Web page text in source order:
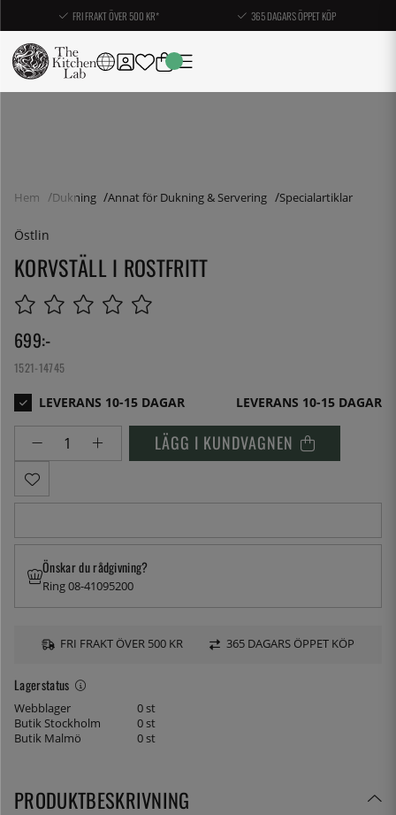
FRI FRAKT ÖVER 500 KR* 365 DAGARS ÖPPET KÖP
Hem Dukning Annat för Dukning & Servering Specialartiklar
Östlin
KORVSTÄLL I ROSTFRITT
699:-
1521-14745
LEVERANS 10-15 DAGAR
LÄGG I KUNDVAGNEN
Lagerstatus
Webblager
0 st
Butik Stockholm
0 st
Butik Malmö
0 st
Önskar du rådgivning?
Ring 08-41095200
FRI FRAKT ÖVER 500 KR 365 DAGARS ÖPPET KÖP
PRODUKTBESKRIVNING